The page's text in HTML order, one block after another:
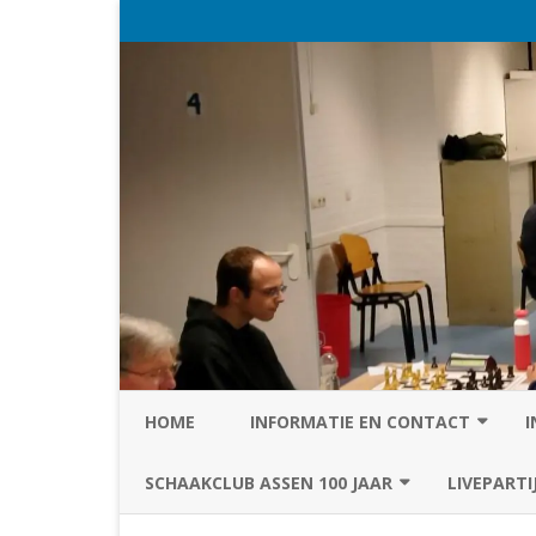
HOME INFORMATIE EN CONTACT
PRIVACY STATEMENT VAN SC
SCHAAKCLUB ASSEN 100 JAAR